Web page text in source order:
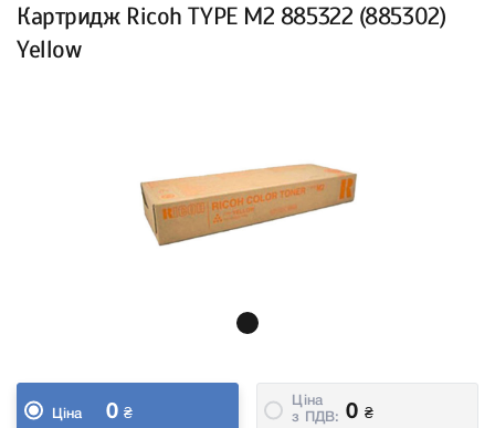
Картридж Ricoh TYPE M2 885322 (885302)
Yellow
Ціна 0 ₴
Ціна
з ПДВ:
0 ₴